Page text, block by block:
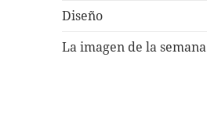
Diseño
La imagen de la semana